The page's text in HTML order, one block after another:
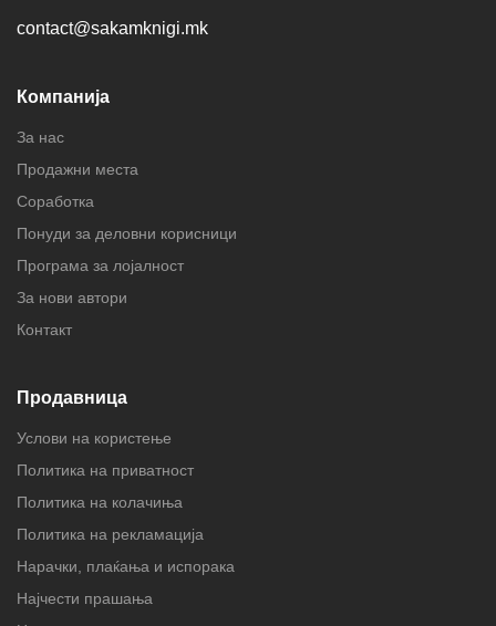
contact@sakamknigi.mk
Компанија
За нас
Продажни места
Соработка
Понуди за деловни корисници
Програма за лојалност
За нови автори
Контакт
Продавница
Услови на користење
Политика на приватност
Политика на колачиња
Политика на рекламација
Нарачки, плаќања и испорака
Најчести прашања